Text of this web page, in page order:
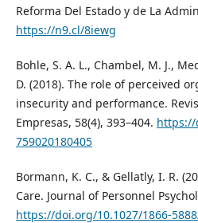
Reforma Del Estado y de La
https://n9.cl/8iewg
Bohle, S. A. L., Chambel, M. J.,
D. (2018). The role of perceived
insecurity and performance.
Empresas, 58(4), 393–404. https://
759020180405
Bormann, K. C., & Gellatly, I. R.
Care. Journal of Personnel
https://doi.org/10.1027/1866-